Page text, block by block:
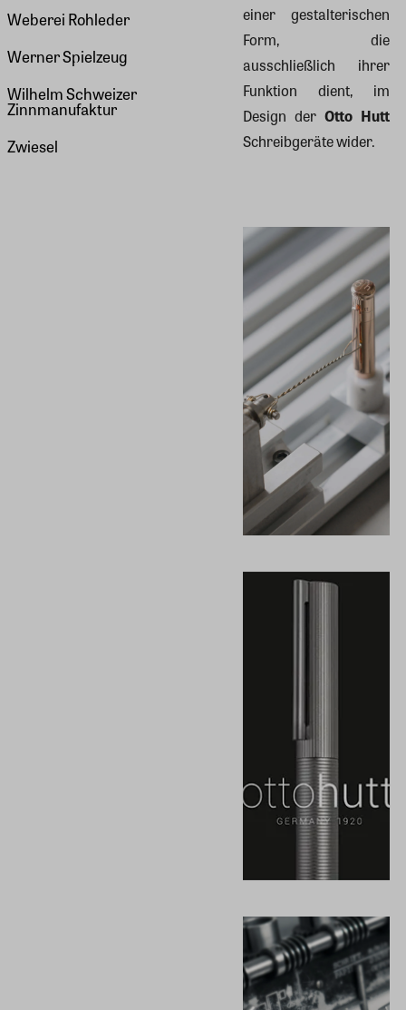
Weberei Rohleder
Werner Spielzeug
Wilhelm Schweizer
Zinnmanufaktur
Zwiesel
einer gestalterischen
Form, die
ausschließlich ihrer
Funktion dient, im
Design der Otto Hutt
Schreibgeräte wider.